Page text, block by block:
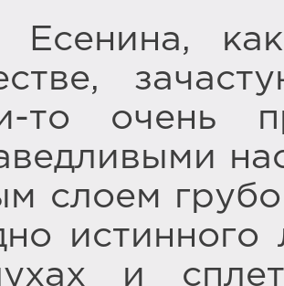
Есенина,
то очень
слоем
истинного
и